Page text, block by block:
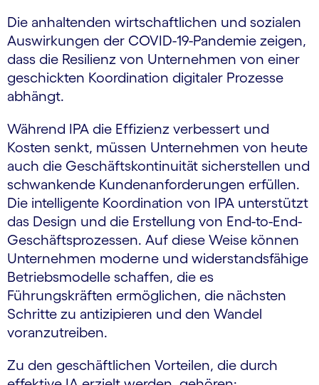
Die anhaltenden wirtschaftlichen und sozialen
Auswirkungen der COVID-19-Pandemie zeigen,
dass die Resilienz von Unternehmen von einer
geschickten Koordination digitaler Prozesse
abhängt.
Während IPA die Effizienz verbessert und
Kosten senkt, müssen Unternehmen von heute
auch die Geschäftskontinuität sicherstellen und
schwankende Kundenanforderungen erfüllen.
Die intelligente Koordination von IPA unterstützt
das Design und die Erstellung von End-to-End-
Geschäftsprozessen. Auf diese Weise können
Unternehmen moderne und widerstandsfähige
Betriebsmodelle schaffen, die es
Führungskräften ermöglichen, die nächsten
Schritte zu antizipieren und den Wandel
voranzutreiben.
Zu den geschäftlichen Vorteilen, die durch